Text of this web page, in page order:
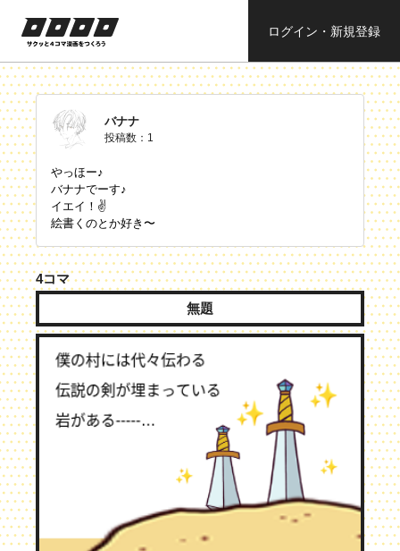
サクッと４コ
ママンガを作
ろう
ログイン・新規登録
バナナ
投稿数：1
やっほー♪
バナナでーす♪
イエイ！✌
絵書くのとか好き〜
4コマ
無題